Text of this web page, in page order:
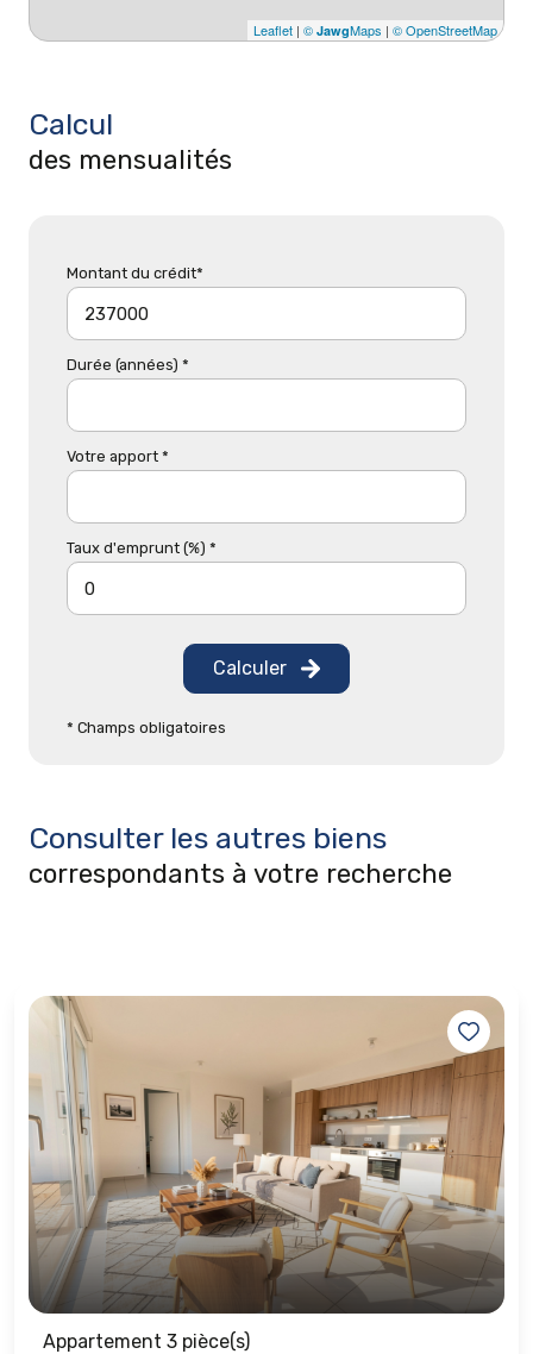
Leaflet | © JawgMaps | © OpenStreetMap
Calcul
des mensualités
Montant du crédit*
Durée (années) *
Votre apport *
Taux d'emprunt (%) *
Calculer
* Champs obligatoires
Consulter les autres biens
correspondants à votre recherche
Appartement 3 pièce(s)